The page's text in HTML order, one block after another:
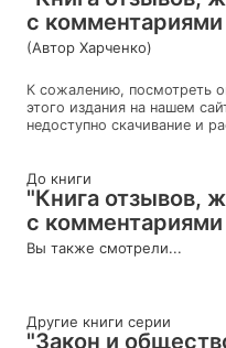
с
(Автор Харченко)
К сожалению, посмотреть
этого издания на нашем
недоступно скачивание и
До книги
"Книга отзывов,
с
Вы также смотрели...
Другие книги серии
"Закон и